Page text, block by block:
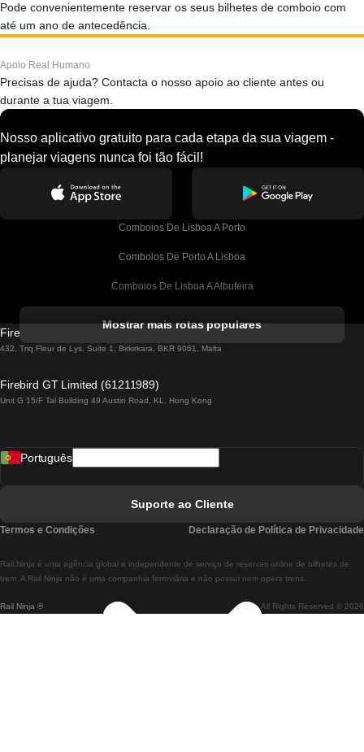
Pode convenientemente reservar os seus bilhetes de comboio com
até um ano de antecedência.
Apoio Real Humano
Precisas de ajuda? Contacta o nosso apoio ao cliente antes ou
durante a tua viagem.
Nosso aplicativo gratuito para cada etapa da sua viagem -
planejar viagens nunca foi tão fácil!
Comboios De Lisboa A Porto
Comboios De Porto A Lisboa
Comboios De Lisboa A Albufeira
Comboios De Lisboa A Lagos
Comboios De Lisboa A Madrid
Comboios De Lisboa A Braga
Comboios De Braga A Lisboa
Mostrar mais rotas populares
Firebird GT Limited (OC 1451)
432, Triq Fleur de Lys, Suite 1, Birkirkara, BKR 9061, Malta
Firebird GT Limited (61211989)
Unit G 15/F Tal Building 49 Austin Road, KL, Hong Kong
Rail Ninja ® All Rights Reserved © 2026
Rail.Ninja é uma agência global e independente de serviço de reservas online de bilhetes de
trem. A Rail Ninja não é uma companhia ferroviária e não possui nem opera trens.
Português
Suporte ao Cliente
Termos e Condições Declaração de Política de Privacidade